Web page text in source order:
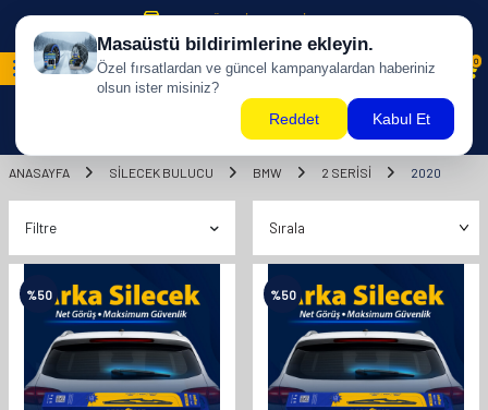
500 TL ÜZERİ KARGO BİZDEN !
0
ANASAYFA SILECEK BULUCU BMW 2 SERİSİ 2020
Filtre
%50 %50